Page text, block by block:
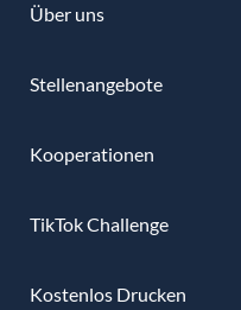
Über uns
Stellenangebote
Kooperationen
TikTok Challenge
Kostenlos Drucken